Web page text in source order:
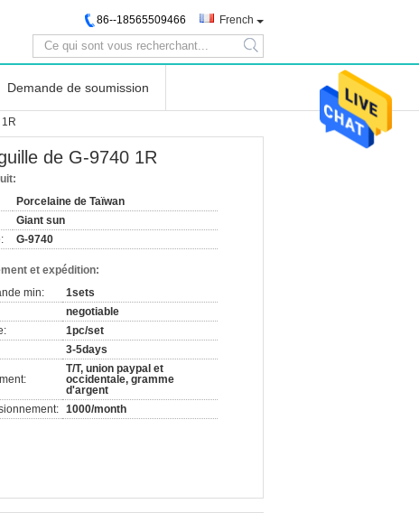
French
86--18565509466
search
Demande de soumission
de G-9740 1R
Porcelaine de Taïwan
Giant sun
G-9740
et expédition:
min:
1sets
negotiable
1pc/set
3-5days
T/T, union paypal et
occidentale, gramme
d'argent
1000/month